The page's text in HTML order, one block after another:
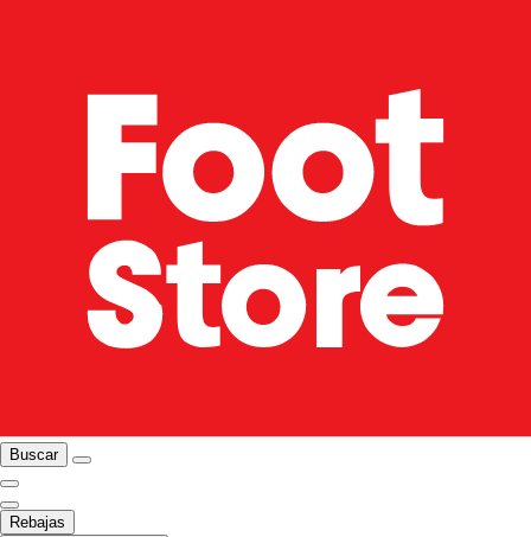
Buscar
Rebajas